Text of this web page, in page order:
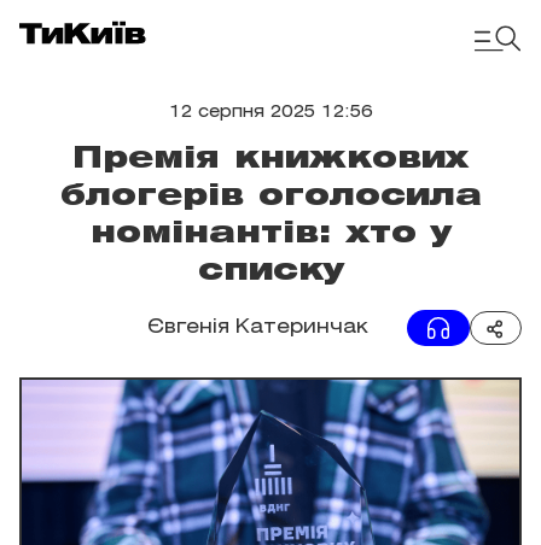
12 серпня 2025 12:56
Премія книжкових
блогерів оголосила
номінантів: хто у
списку
Євгенія Катеринчак